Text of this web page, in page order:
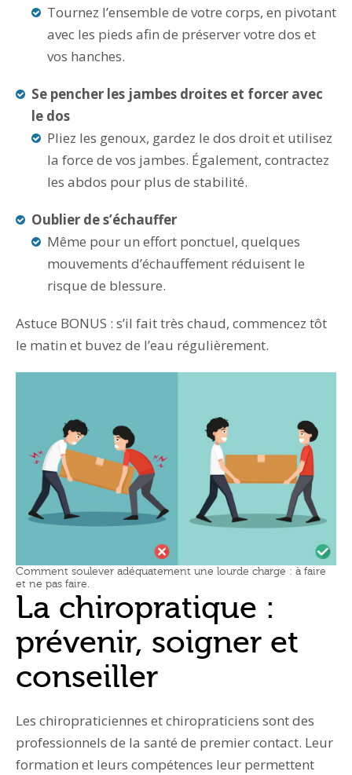
Tournez l’ensemble de votre corps, en pivotant
avec les pieds afin de préserver votre dos et
vos hanches.
Se pencher les jambes droites et forcer avec
le dos
Pliez les genoux, gardez le dos droit et utilisez
la force de vos jambes. Également, contractez
les abdos pour plus de stabilité.
Oublier de s’échauffer
Même pour un effort ponctuel, quelques
mouvements d’échauffement réduisent le
risque de blessure.
Astuce BONUS : s’il fait très chaud, commencez tôt
le matin et buvez de l’eau régulièrement.
Comment soulever adéquatement une lourde charge : à faire
et ne pas faire.
La chiropratique :
prévenir, soigner et
conseiller
Les chiropraticiennes et chiropraticiens sont des
professionnels de la santé de premier contact. Leur
formation et leurs compétences leur permettent